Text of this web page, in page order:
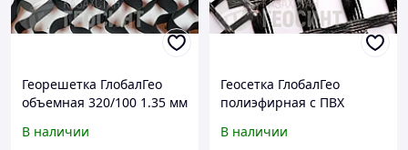
Георешетка ГлобалГео
объемная 320/100 1.35 мм
В наличии
Геосетка ГлобалГео
полиэфирная с ПВХ
5x100, м
В наличии